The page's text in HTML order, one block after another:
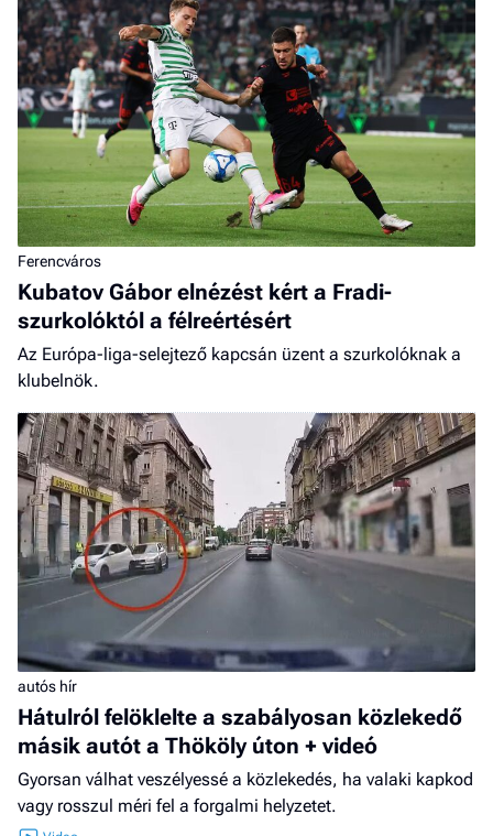
Ferencváros
Kubatov Gábor elnézést kért a Fradi-
szurkolóktól a félreértésért
Az Európa-liga-selejtező kapcsán üzent a szurkolóknak a
klubelnök.
autós hír
Hátulról felöklelte a szabályosan közlekedő
másik autót a Thököly úton + videó
Gyorsan válhat veszélyessé a közlekedés, ha valaki kapkod
vagy rosszul méri fel a forgalmi helyzetet.